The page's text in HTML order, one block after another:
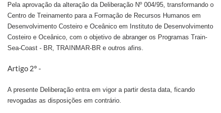
Pela aprovação da alteração da Deliberação Nº 004/95, transformando o
Centro de Treinamento para a Formação de Recursos Humanos em
Desenvolvimento Costeiro e Oceânico em Instituto de Desenvolvimento
Costeiro e Oceânico, com o objetivo de abranger os Programas Train-
Sea-Coast - BR, TRAINMAR-BR e outros afins.
Artigo 2º -
A presente Deliberação entra em vigor a partir desta data, ficando
revogadas as disposições em contrário.